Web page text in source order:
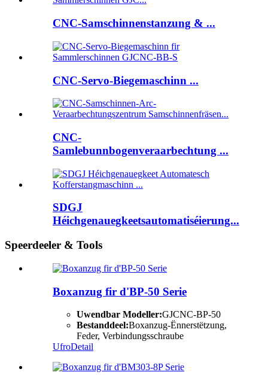
CNC-Samschinnenstanzung & ...
CNC-Servo-Biegemaschinn ...
CNC-
Samlebunnbogenveraarbechtung ...
SDGJ
Héichgenauegkeetsautomatiséierung...
Speerdeeler & Tools
Boxanzug fir d'BP-50 Serie
Uwendbar Modeller:GJCNC-BP-50
Bestanddeel:Boxanzug-Ënnerstëtzung,
Feder, Verbindungsschraube
UfroDetail